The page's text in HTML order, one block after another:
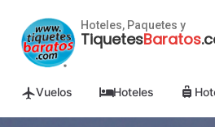
Hoteles, Paquetes y
TiquetesBaratos
Vuelos Hoteles